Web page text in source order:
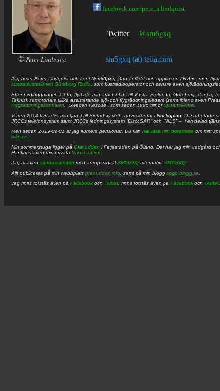
© Peter Lindquist
facebook.com/peter.a.lindquist
Twitter @sm6gxq
sm5gxq (at) telia.com
Jag heterPeter Lindquist och bor iNorrköping . Jag är född och uppvuxen iNybro , men
kustradiostationen Göteborg Radio , som kustradiooperatör och senare även
Efter nedläggningen 1995, flyttade min arbetsplats till Västra Frölunda, Göteborg, där jag
Teknisk samordnare tillika assisterande sjö- och flygräddningsledare (samt ibland även
Flygräddningscentralen , ”Sweden Rescue”, som sedan 1995 tillhörSjöfartsverket
Våren 2014 flyttades min tjänst till Sjöfartsverkets huvudkontor iNorrköping . Där arbetade
JRCCs telefonsystem samt JRCCs ledningssystem ”DiscoSAR” och ”NILS” – i en delad
Men sedan 2019-02-01 är jag numera pensionär. Du kan här läsa min berättelse om mitt
bildspel.
Min sommarstuga ligger på Granudden i Färjestaden på Öland. Där har jag min trädgård
Här finns även min privata Väderstation
Jag är även sändareamatörmed anropssignalSM5GXQ alternativt SM7GXQ
Allt publiceras på min webbplats granudden.info , samt på min blogg cpgp.blogg.se
Jag finns förstås även på Facebook och Twitter. finns förstås även på Facebook och Twitter.